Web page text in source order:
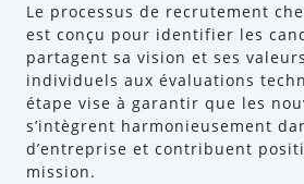
Le processus de recrutement
est conçu pour identifier les
partagent sa vision et ses
individuels aux évaluations
étape vise à garantir que les
s’intègrent harmonieusement
d’entreprise et contribuent
mission.